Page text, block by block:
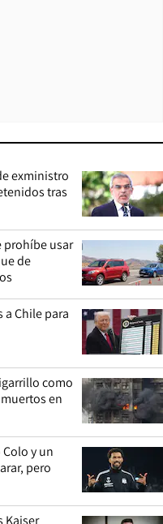
exministro
tras
prohíbe usar
de
Chile para
como
en
y un
pero
Kaiser